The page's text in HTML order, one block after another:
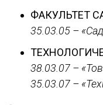
ФАКУЛЬТЕТ
35.03.05 –
38.03.07 –
35.03.07 –